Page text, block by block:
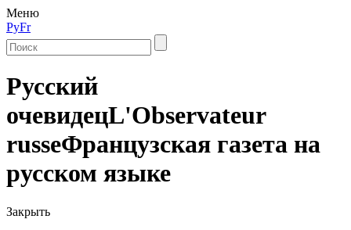
Меню
РуFr
Русский
очевидецL'Observateur
russeФранцузская газета на
русском языке
Закрыть